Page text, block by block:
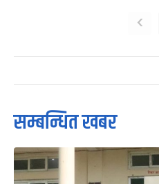
‹
सम्बन्धित खबर